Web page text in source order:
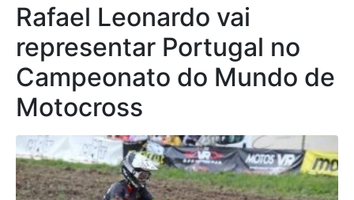
Rafael Leonardo vai
representar Portugal no
Campeonato do Mundo de
Motocross